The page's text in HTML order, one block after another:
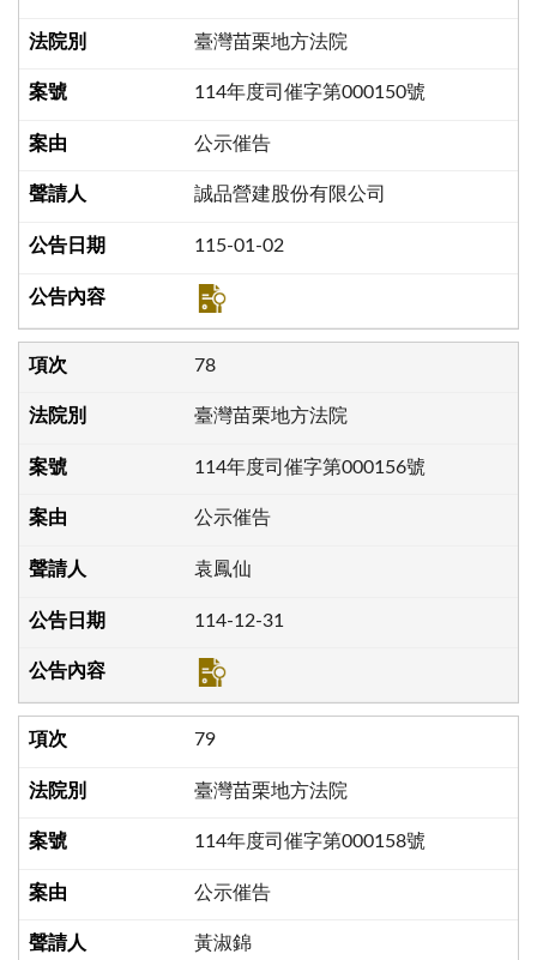
臺灣苗栗地方法院
114年度司催字第000150號
公示催告
誠品營建股份有限公司
115-01-02
78
臺灣苗栗地方法院
114年度司催字第000156號
公示催告
袁鳳仙
114-12-31
79
臺灣苗栗地方法院
114年度司催字第000158號
公示催告
黃淑錦